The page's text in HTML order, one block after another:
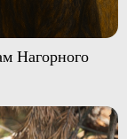
Нагорного